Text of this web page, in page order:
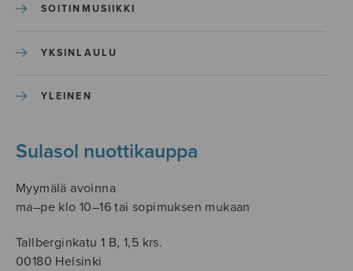
SOITINMUSIIKKI
YKSINLAULU
YLEINEN
Sulasol nuottikauppa
Myymälä avoinna
ma–pe klo 10–16 tai sopimuksen mukaan
Tallberginkatu 1 B, 1,5 krs.
00180 Helsinki